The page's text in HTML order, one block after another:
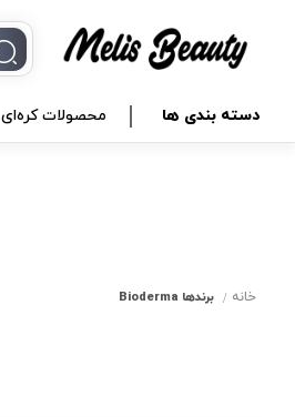
دسته بندی ها محصولات کره‌ای
خانه برندها Bioderma